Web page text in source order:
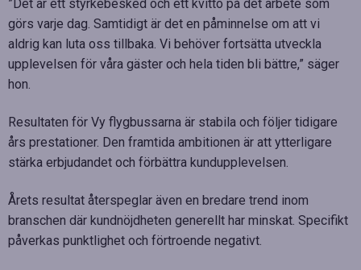
”Det är ett styrkebesked och ett kvitto på det arbete som
görs varje dag. Samtidigt är det en påminnelse om att vi
aldrig kan luta oss tillbaka. Vi behöver fortsätta utveckla
upplevelsen för våra gäster och hela tiden bli bättre,” säger
hon.
Resultaten för Vy flygbussarna är stabila och följer tidigare
års prestationer. Den framtida ambitionen är att ytterligare
stärka erbjudandet och förbättra kundupplevelsen.
Årets resultat återspeglar även en bredare trend inom
branschen där kundnöjdheten generellt har minskat. Specifikt
påverkas punktlighet och förtroende negativt.